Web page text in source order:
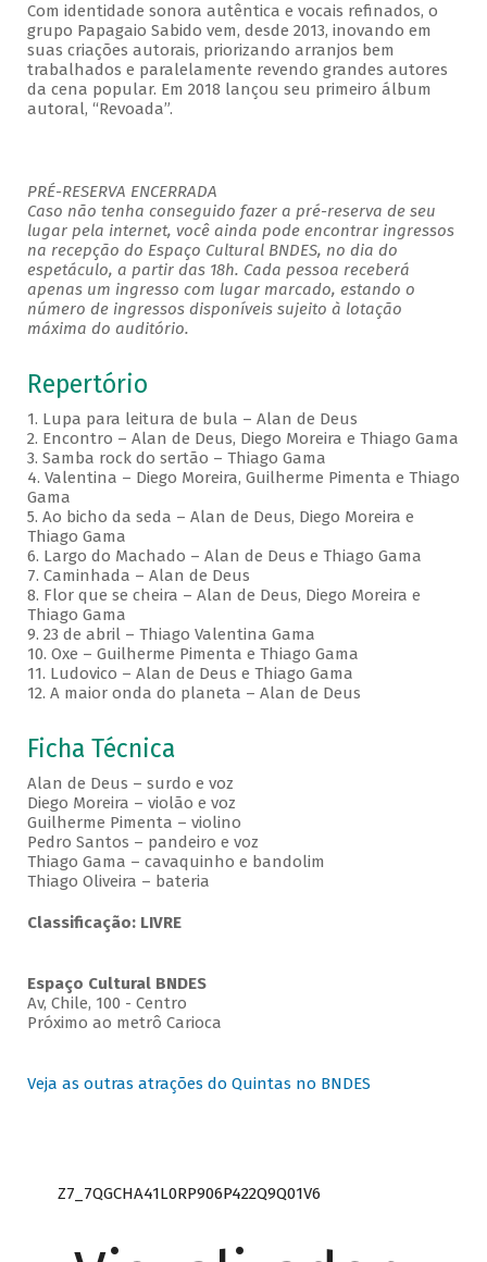
Com identidade sonora autêntica e vocais refinados, o
grupo Papagaio Sabido vem, desde 2013, inovando em
suas criações autorais, priorizando arranjos bem
trabalhados e paralelamente revendo grandes autores
da cena popular. Em 2018 lançou seu primeiro álbum
autoral, “Revoada”.
PRÉ-RESERVA ENCERRADA
Caso não tenha conseguido fazer a pré-reserva de seu
lugar pela internet, você ainda pode encontrar ingressos
na recepção do Espaço Cultural BNDES, no dia do
espetáculo, a partir das 18h. Cada pessoa receberá
apenas um ingresso com lugar marcado, estando o
número de ingressos disponíveis sujeito à lotação
máxima do auditório.
Repertório
1. Lupa para leitura de bula – Alan de Deus
2. Encontro – Alan de Deus, Diego Moreira e Thiago Gama
3. Samba rock do sertão – Thiago Gama
4. Valentina – Diego Moreira, Guilherme Pimenta e Thiago
Gama
5. Ao bicho da seda – Alan de Deus, Diego Moreira e
Thiago Gama
6. Largo do Machado – Alan de Deus e Thiago Gama
7. Caminhada – Alan de Deus
8. Flor que se cheira – Alan de Deus, Diego Moreira e
Thiago Gama
9. 23 de abril – Thiago Valentina Gama
10. Oxe – Guilherme Pimenta e Thiago Gama
11. Ludovico – Alan de Deus e Thiago Gama
12. A maior onda do planeta – Alan de Deus
Ficha Técnica
Alan de Deus – surdo e voz
Diego Moreira – violão e voz
Guilherme Pimenta – violino
Pedro Santos – pandeiro e voz
Thiago Gama – cavaquinho e bandolim
Thiago Oliveira – bateria
Classificação: LIVRE
Espaço Cultural BNDES
Av, Chile, 100 - Centro
Próximo ao metrô Carioca
Veja as outras atrações do Quintas no BNDES
Z7_7QGCHA41L0RP906P422Q9Q01V6